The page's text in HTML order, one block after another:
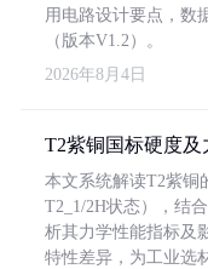
用电路设计要点，数
（版本V1.2）。
2026年8月4日
T2紫铜国标硬度
本文系统解读T2紫铜
T2_1/2H状态），结
析其力学性能指标及
特性差异，为工业选